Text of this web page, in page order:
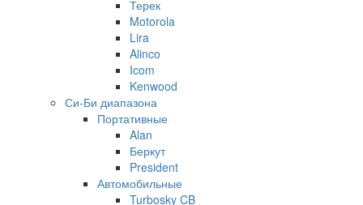
Терек
Motorola
Lira
Alinco
Icom
Kenwood
Си-Би диапазона
Портативные
Alan
Беркут
President
Автомобильные
Turbosky CB